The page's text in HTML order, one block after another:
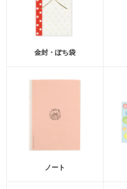
金封・ぽち袋
ノート